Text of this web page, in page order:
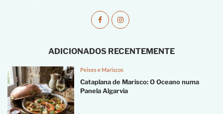
ADICIONADOS RECENTEMENTE
Peixes e Mariscos
Cataplana de Marisco: O Oceano numa
Panela Algarvia